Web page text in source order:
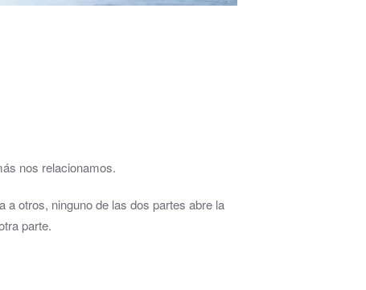
nos relacionamos.
otros, ninguno de las dos partes abre la
parte.